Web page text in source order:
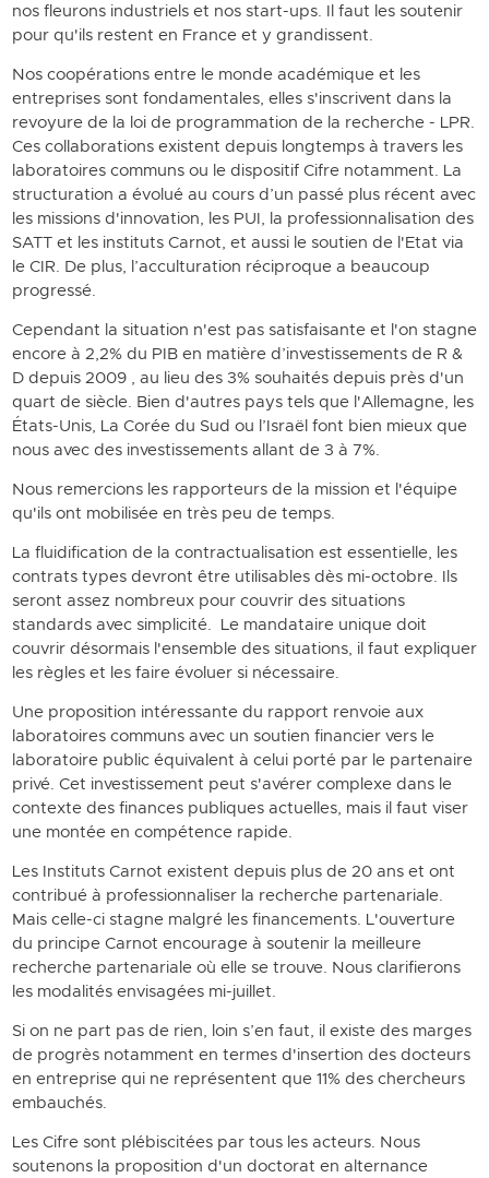
nos fleurons industriels et nos start-ups. Il faut les soutenir
pour qu'ils restent en France et y grandissent.
Nos coopérations entre le monde académique et les
entreprises sont fondamentales, elles s'inscrivent dans la
revoyure de la loi de programmation de la recherche - LPR.
Ces collaborations existent depuis longtemps à travers les
laboratoires communs ou le dispositif Cifre notamment. La
structuration a évolué au cours d’un passé plus récent avec
les missions d'innovation, les PUI, la professionnalisation des
SATT et les instituts Carnot, et aussi le soutien de l'Etat via
le CIR. De plus, l’acculturation réciproque a beaucoup
progressé.
Cependant la situation n'est pas satisfaisante et l'on stagne
encore à 2,2% du PIB en matière d’investissements de R &
D depuis 2009 , au lieu des 3% souhaités depuis près d'un
quart de siècle. Bien d'autres pays tels que l'Allemagne, les
États-Unis, La Corée du Sud ou l’Israël font bien mieux que
nous avec des investissements allant de 3 à 7%.
Nous remercions les rapporteurs de la mission et l'équipe
qu'ils ont mobilisée en très peu de temps.
La fluidification de la contractualisation est essentielle, les
contrats types devront être utilisables dès mi-octobre. Ils
seront assez nombreux pour couvrir des situations
standards avec simplicité. Le mandataire unique doit
couvrir désormais l'ensemble des situations, il faut expliquer
les règles et les faire évoluer si nécessaire.
Une proposition intéressante du rapport renvoie aux
laboratoires communs avec un soutien financier vers le
laboratoire public équivalent à celui porté par le partenaire
privé. Cet investissement peut s'avérer complexe dans le
contexte des finances publiques actuelles, mais il faut viser
une montée en compétence rapide.
Les Instituts Carnot existent depuis plus de 20 ans et ont
contribué à professionnaliser la recherche partenariale.
Mais celle-ci stagne malgré les financements. L'ouverture
du principe Carnot encourage à soutenir la meilleure
recherche partenariale où elle se trouve. Nous clarifierons
les modalités envisagées mi-juillet.
Si on ne part pas de rien, loin s’en faut, il existe des marges
de progrès notamment en termes d'insertion des docteurs
en entreprise qui ne représentent que 11% des chercheurs
embauchés.
Les Cifre sont plébiscitées par tous les acteurs. Nous
soutenons la proposition d'un doctorat en alternance